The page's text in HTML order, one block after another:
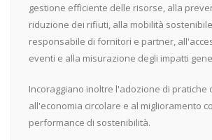
gestione efficiente delle risorse, alla
riduzione dei rifiuti, alla mobilità
responsabile di fornitori e partner,
eventi e alla misurazione degli impatti
Incoraggiano inoltre l'adozione di pratiche
all'economia circolare e al miglioramento
performance di sostenibilità.